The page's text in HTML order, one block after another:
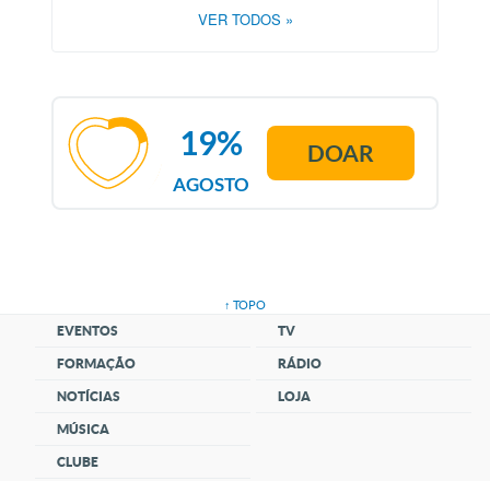
VER TODOS »
AGOSTO
19% DOAR
↑ TOPO
EVENTOS
FORMAÇÃO
NOTÍCIAS
MÚSICA
CLUBE
TV
RÁDIO
LOJA